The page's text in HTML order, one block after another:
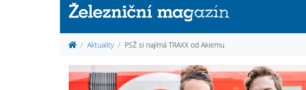
Aktuality PSŽ si najímá TRAXX od Akiemu